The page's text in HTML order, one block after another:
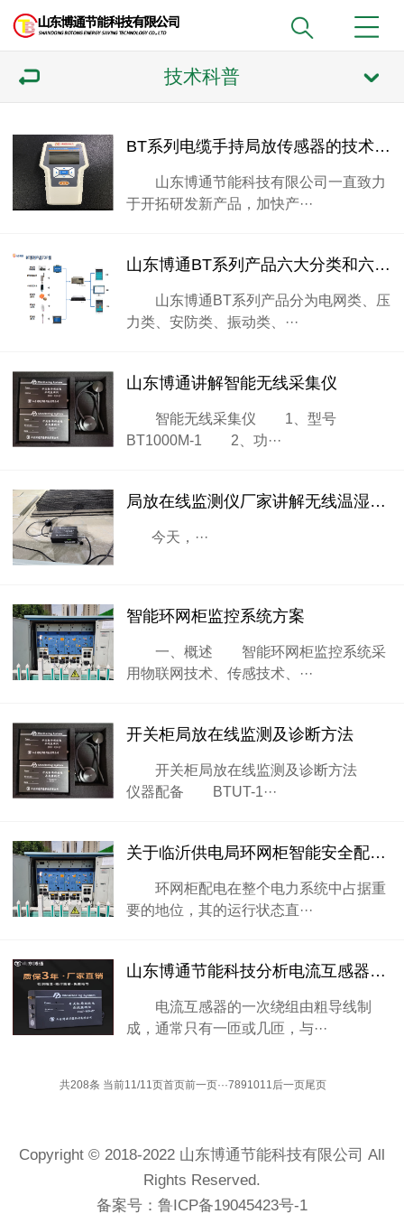
技术科普
BT系列电缆手持局放传感器的技术参数
山东博通节能科技有限公司一直致力
于开拓研发新产品，加快产···
山东博通BT系列产品六大分类和六大优势
山东博通BT系列产品分为电网类、压
力类、安防类、振动类、···
山东博通讲解智能无线采集仪
智能无线采集仪 1、型号
BT1000M-1 2、功···
局放在线监测仪厂家讲解无线温湿度传感器的知识
今天，···
智能环网柜监控系统方案
一、概述 智能环网柜监控系统采
用物联网技术、传感技术、···
开关柜局放在线监测及诊断方法
开关柜局放在线监测及诊断方法
仪器配备 BTUT-1···
关于临沂供电局环网柜智能安全配电系统在线监测项目方案书
环网柜配电在整个电力系统中占据重
要的地位，其的运行状态直···
山东博通节能科技分析电流互感器与电压互感器的区别
电流互感器的一次绕组由粗导线制
成，通常只有一匝或几匝，与···
共208条 当前11/11页首页前一页···7891011后一页尾页
Copyright © 2018-2022 山东博通节能科技有限公司 All
Rights Reserved.
备案号： 鲁ICP备19045423号-1